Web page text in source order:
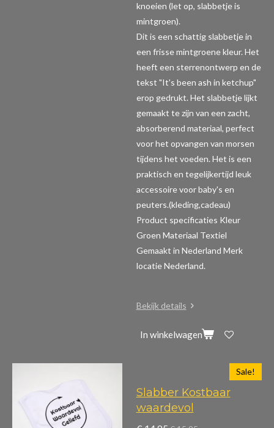
knoeien (let op, slabbetje is
mintgroen).
Dit is een schattig slabbetje in
een frisse mintgroene kleur. Het
heeft een sterrenontwerp en de
tekst "It's been ash in ketchup"
erop gedrukt. Het slabbetje lijkt
gemaakt te zijn van een zacht,
absorberend materiaal, perfect
voor het opvangen van morsen
tijdens het voeden. Het is een
praktisch en tegelijkertijd leuk
accessoire voor baby's en
peuters.(kleding,cadeau)
Product specificaties Kleur
Groen Materiaal Textiel
Gemaakt in Nederland Merk
locatie Nederland.
Bekijk details
In winkelwagen
Sale!
Slabber Kostbaar
waardevol